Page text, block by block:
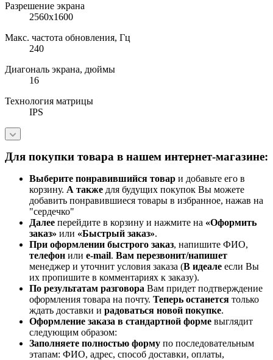
Разрешение экрана
2560x1600
Макс. частота обновления, Гц
240
Диагональ экрана, дюймы
16
Технология матрицы
IPS
Для покупки товара в нашем интернет-магазине:
Выберите понравившийся товар и добавьте его в
корзину. А также для будущих покупок Вы можете
добавить понравившиеся товары в избранное, нажав на
"сердечко"
Далее перейдите в корзину и нажмите на «Оформить
заказ» или «Быстрый заказ».
При оформлении быстрого заказ, напишите ФИО,
телефон или e-mail. Вам перезвонит/напишет
менеджер и уточнит условия заказа (В идеале если Вы
их пропишите в комментариях к заказу).
По результатам разговора Вам придет подтверждение
оформления товара на почту. Теперь останется только
ждать доставки и радоваться новой покупке.
Оформление заказа в стандартной форме выглядит
следующим образом:
Заполняете полностью форму по последовательным
этапам: ФИО, адрес, способ доставки, оплаты,